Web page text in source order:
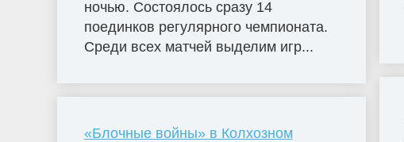
ночью. Состоялось сразу 14
поединков регулярного чемпионата.
Среди всех матчей выделим игр...
«Блочные войны» в Колхозном